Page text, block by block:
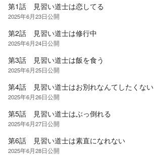
第1話 見習い道士は恋してる
2025年6月23日公開
第2話 見習い道士は修行中
2025年6月24日公開
第3話 見習い道士は飯を食う
2025年6月25日公開
第4話 見習い道士はお別れなんてしたくない
2025年6月26日公開
第5話 見習い道士はぶっ倒れる
2025年6月27日公開
第6話 見習い道士は素直になれない
2025年6月28日公開